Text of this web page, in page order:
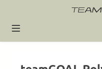
Zum Hauptinhalt springen